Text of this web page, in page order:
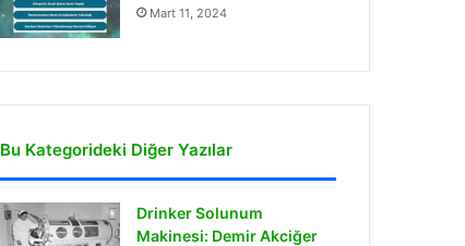
Mart 11, 2024
Bu Kategorideki Diğer Yazılar
Drinker Solunum
Makinesi: Demir Akciğer